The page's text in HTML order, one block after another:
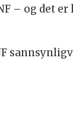
– og det er